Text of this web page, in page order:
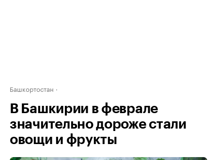
Башкортостан
В Башкирии в феврале
значительно дороже стали
овощи и фрукты